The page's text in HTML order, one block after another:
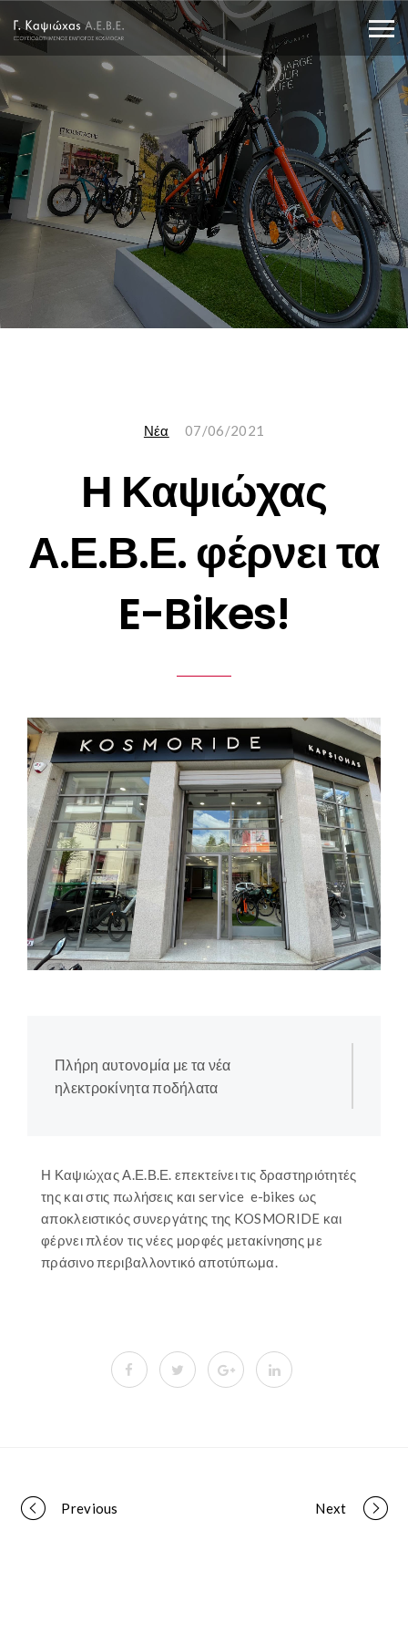
Νέα 07/06/2021
Η Καψιώχας
Α.Ε.Β.Ε. φέρνει τα
E-Bikes!
Πλήρη αυτονομία με τα νέα
ηλεκτροκίνητα ποδήλατα
Η Καψιώχας Α.Ε.Β.Ε. επεκτείνει τις δραστηριότητές
της και στις πωλήσεις και service e-bikes ως
αποκλειστικός συνεργάτης της KOSMORIDE και
φέρνει πλέον τις νέες μορφές μετακίνησης με
πράσινο περιβαλλοντικό αποτύπωμα.
Portfolio
Previous Next